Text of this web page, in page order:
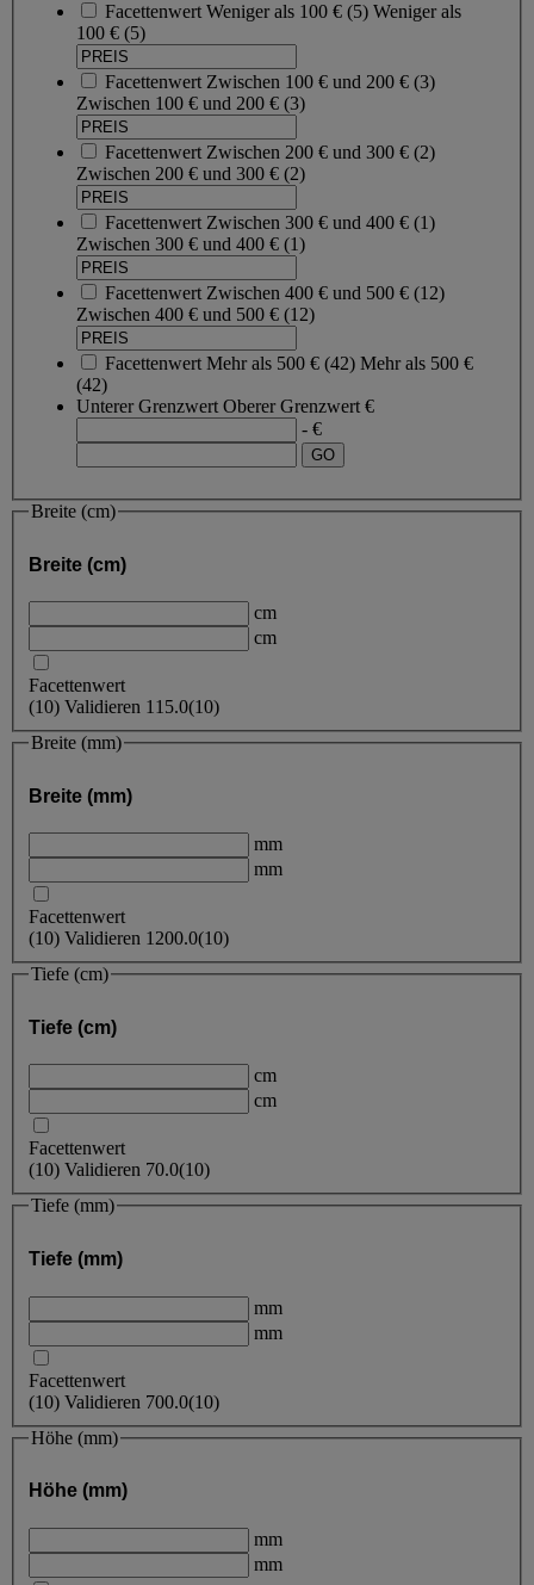
Facettenwert Weniger als 100 € (5) Weniger als
100 € (5)
Facettenwert Zwischen 100 € und 200 € (3)
Zwischen 100 € und 200 € (3)
Facettenwert Zwischen 200 € und 300 € (2)
Zwischen 200 € und 300 € (2)
Facettenwert Zwischen 300 € und 400 € (1)
Zwischen 300 € und 400 € (1)
Facettenwert Zwischen 400 € und 500 € (12)
Zwischen 400 € und 500 € (12)
Facettenwert Mehr als 500 € (42) Mehr als 500 €
(42)
Unterer Grenzwert Oberer Grenzwert €
- €
Breite (cm)
Breite (cm)
cm
cm
Facettenwert
(10) Validieren 115.0(10)
Breite (mm)
Breite (mm)
mm
mm
Facettenwert
(10) Validieren 1200.0(10)
Tiefe (cm)
Tiefe (cm)
cm
cm
Facettenwert
(10) Validieren 70.0(10)
Tiefe (mm)
Tiefe (mm)
mm
mm
Facettenwert
(10) Validieren 700.0(10)
Höhe (mm)
Höhe (mm)
mm
mm